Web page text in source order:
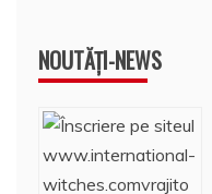
NOUTĂȚI-NEWS